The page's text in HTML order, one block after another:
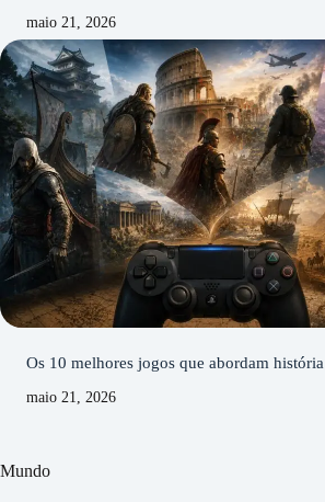
maio 21, 2026
Os 10 melhores jogos que abordam história
maio 21, 2026
Mundo